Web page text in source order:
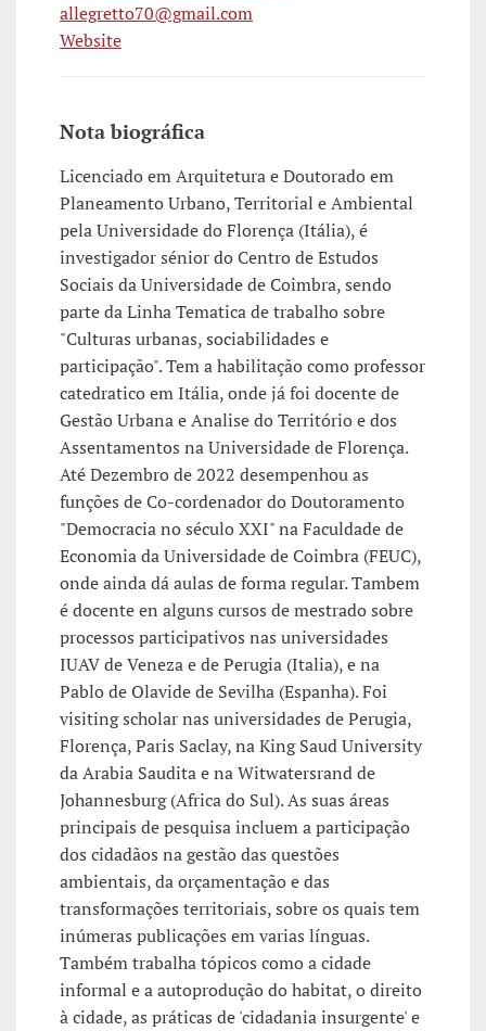
allegretto70@gmail.com
Website
Nota biográfica
Licenciado em Arquitetura e Doutorado em
Planeamento Urbano, Territorial e Ambiental
pela Universidade do Florença (Itália), é
investigador sénior do Centro de Estudos
Sociais da Universidade de Coimbra, sendo
parte da Linha Tematica de trabalho sobre
"Culturas urbanas, sociabilidades e
participação". Tem a habilitação como professor
catedratico em Itália, onde já foi docente de
Gestão Urbana e Analise do Território e dos
Assentamentos na Universidade de Florença.
Até Dezembro de 2022 desempenhou as
funções de Co-cordenador do Doutoramento
"Democracia no século XXI" na Faculdade de
Economia da Universidade de Coimbra (FEUC),
onde ainda dá aulas de forma regular. Tambem
é docente en alguns cursos de mestrado sobre
processos participativos nas universidades
IUAV de Veneza e de Perugia (Italia), e na
Pablo de Olavide de Sevilha (Espanha). Foi
visiting scholar nas universidades de Perugia,
Florença, Paris Saclay, na King Saud University
da Arabia Saudita e na Witwatersrand de
Johannesburg (Africa do Sul). As suas áreas
principais de pesquisa incluem a participação
dos cidadãos na gestão das questões
ambientais, da orçamentação e das
transformações territoriais, sobre os quais tem
inúmeras publicações em varias línguas.
Também trabalha tópicos como a cidade
informal e a autoprodução do habitat, o direito
à cidade, as práticas de 'cidadania insurgente' e